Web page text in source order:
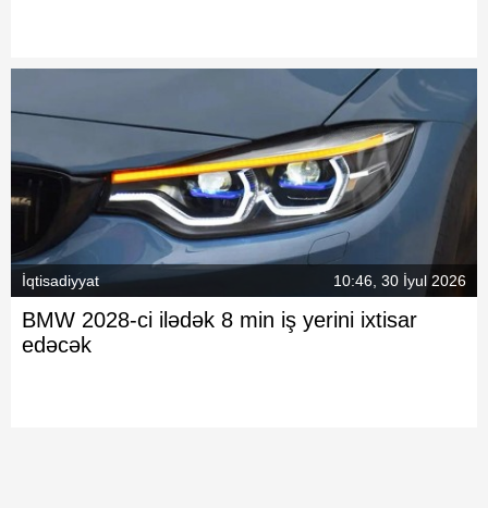
İqtisadiyyat 10:46, 30 İyul 2026
BMW 2028-ci ilədək 8 min iş yerini ixtisar
edəcək